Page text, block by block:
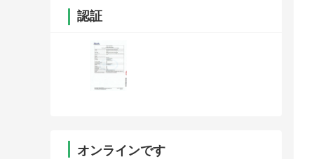
認証
オンラインです